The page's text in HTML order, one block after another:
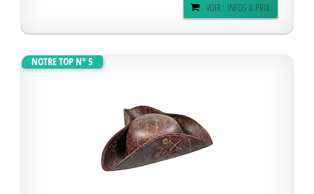
VOIR : INFOS & PRIX
NOTRE TOP N° 5